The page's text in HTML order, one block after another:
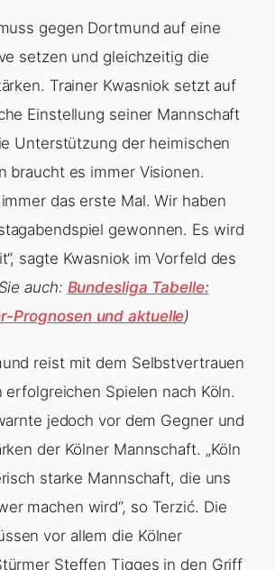
gegen Dortmund auf eine
setzen und gleichzeitig die
Trainer Kwasniok setzt auf
Einstellung seiner Mannschaft
Unterstützung der heimischen
braucht es immer Visionen.
das erste Mal. Wir haben
gewonnen. Es wird
sagte Kwasniok im Vorfeld des
auch: Bundesliga Tabelle:
Prognosen und aktuelle)
reist mit dem Selbstvertrauen
Spielen nach Köln.
jedoch vor dem Gegner und
der Kölner Mannschaft. „Köln
starke Mannschaft, die uns
machen wird“, so Terzić. Die
vor allem die Kölner
Steffen Tigges in den Griff